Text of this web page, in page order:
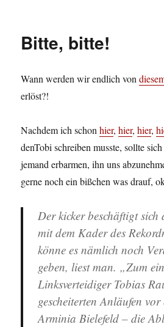
Bitte, bitte!
Wann werden wir endlich von
erlöst?!
Nachdem ich schonhier,hier,hier,
denTobi schreiben musste, sollte
jemand erbarmen, ihn uns
gerne noch ein bißchen was drauf,
Der kicker beschäftigt
mit dem Kader des
könne es nämlich noch
geben, liest man. „Zum
Linksverteidiger Tobias
gescheiterten Anläufen vor
Arminia Bielefeld – die